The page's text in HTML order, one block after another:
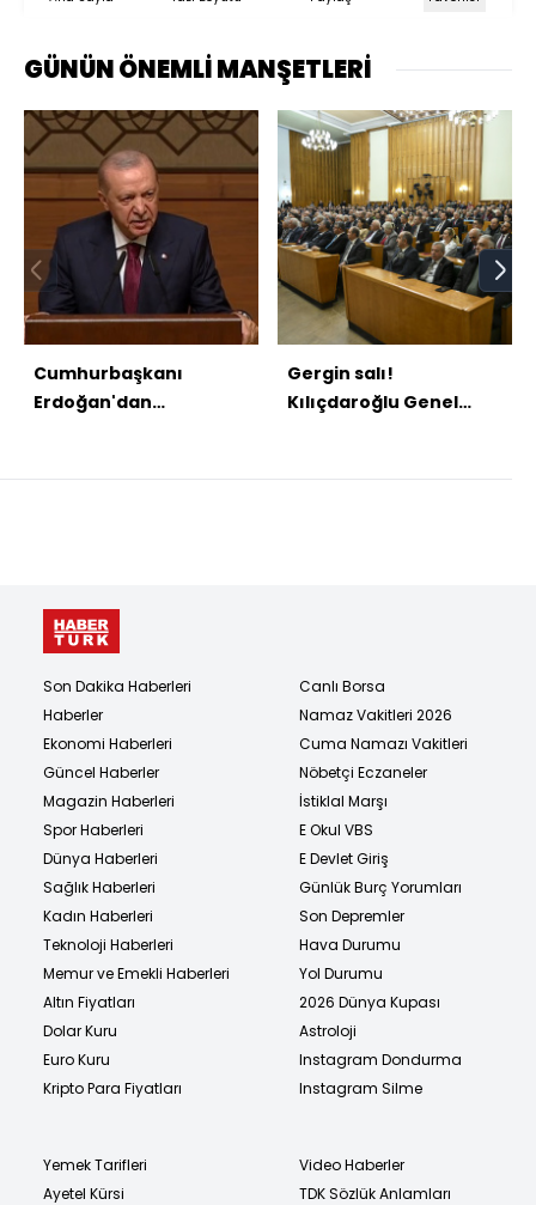
GÜNÜN ÖNEMLİ MANŞETLERİ
Cumhurbaşkanı
Erdoğan'dan
Gergin salı!
Kılıçdaroğlu Genel
Son Dakika Haberleri
Haberler
Ekonomi Haberleri
Güncel Haberler
Magazin Haberleri
Spor Haberleri
Dünya Haberleri
Sağlık Haberleri
Kadın Haberleri
Teknoloji Haberleri
Memur ve Emekli Haberleri
Altın Fiyatları
Dolar Kuru
Euro Kuru
Kripto Para Fiyatları
Canlı Borsa
Namaz Vakitleri 2026
Cuma Namazı Vakitleri
Nöbetçi Eczaneler
İstiklal Marşı
E Okul VBS
E Devlet Giriş
Günlük Burç Yorumları
Son Depremler
Hava Durumu
Yol Durumu
2026 Dünya Kupası
Astroloji
Instagram Dondurma
Instagram Silme
Yemek Tarifleri
Ayetel Kürsi
Video Haberler
TDK Sözlük Anlamları